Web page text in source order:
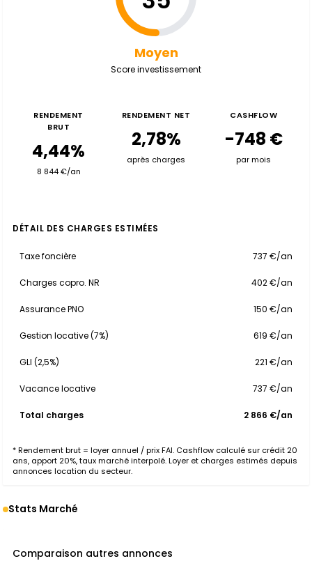
Moyen
Score investissement
RENDEMENT
BRUT
4,44%
8 844 €/an
RENDEMENT NET
2,78%
après charges
CASHFLOW
-748 €
par mois
DÉTAIL DES CHARGES ESTIMÉES
Taxe foncière 737 €/an
Charges copro. NR 402 €/an
Assurance PNO 150 €/an
Gestion locative (7%) 619 €/an
GLI (2,5%) 221 €/an
Vacance locative 737 €/an
Total charges 2 866 €/an
* Rendement brut = loyer annuel / prix FAI. Cashflow calculé sur crédit 20
ans, apport 20%, taux marché interpolé. Loyer et charges estimés depuis
annonces location du secteur.
Stats Marché
Comparaison autres annonces